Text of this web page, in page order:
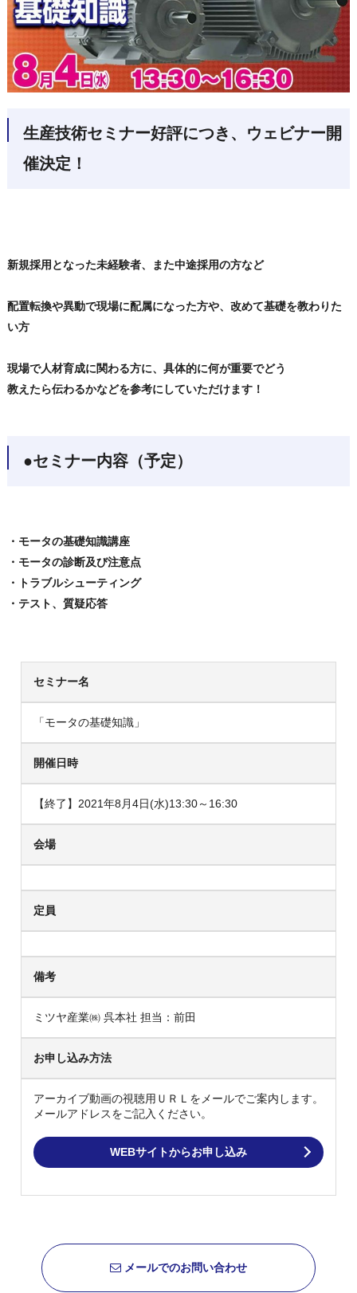
生産技術セミナー好評につき、ウェビナー開
催決定！
新規採用となった未経験者、また中途採用の方など
配置転換や異動で現場に配属になった方や、改めて基礎を教わりた
い方
現場で人材育成に関わる方に、具体的に何が重要でどう
教えたら伝わるかなどを参考にしていただけます！
●セミナー内容（予定）
・モータの基礎知識講座
・モータの診断及び注意点
・トラブルシューティング
・テスト、質疑応答
セミナー名
「モータの基礎知識」
開催日時
【終了】2021年8月4日(水)13:30～16:30
会場
定員
備考
ミツヤ産業㈱ 呉本社 担当：前田
お申し込み方法
アーカイブ動画の視聴用ＵＲＬをメールでご案内します。
メールアドレスをご記入ください。
WEBサイトからお申し込み
メールでのお問い合わせ